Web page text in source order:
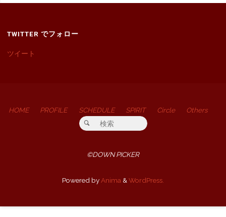
TWITTER でフォロー
ツイート
HOME PROFILE SCHEDULE SPIRIT Circle
Others
検索対象:
検索
©DOWN PICKER
Powered by Anima & WordPress.